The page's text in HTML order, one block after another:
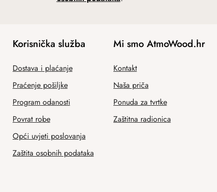
Korisnička služba
Dostava i plaćanje
Praćenje pošiljke
Program odanosti
Povrat robe
Opći uvjeti poslovanja
Zaštita osobnih podataka
Mi smo AtmoWood.hr
Kontakt
Naša priča
Ponuda za tvrtke
Zaštitna radionica